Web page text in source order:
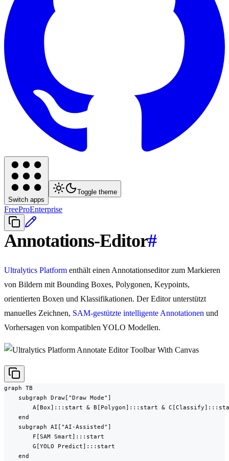
Switch apps
Toggle theme
FreeProEnterprise
Annotations-Editor#
Ultralytics Platform enthält einen Annotationseditor zum Markieren
von Bildern mit Bounding Boxes, Polygonen, Keypoints,
orientierten Boxen und Klassifikationen. Der Editor unterstützt
manuelles Zeichnen, SAM-gestützte intelligente Annotationen und
Vorhersagen von kompatiblen YOLO Modellen.
graph TB
    subgraph Draw["Draw Mode"]
A[Box]:::start & B[Polygon]:::start &
    end
    subgraph AI["AI-Assisted"]
        F[SAM Smart]:::start
        G[YOLO Predict]:::start
    end